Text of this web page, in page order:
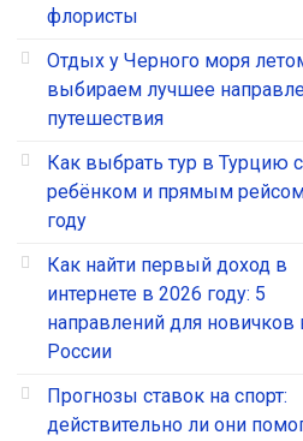
флористы
Отдых у Черного моря
выбираем лучшее
путешествия
Как выбрать тур в Турцию с
ребёнком и прямым
году
Как найти первый доход в
интернете в 2026 году: 5
направлений для новичков
России
Прогнозы ставок на спорт:
действительно ли они